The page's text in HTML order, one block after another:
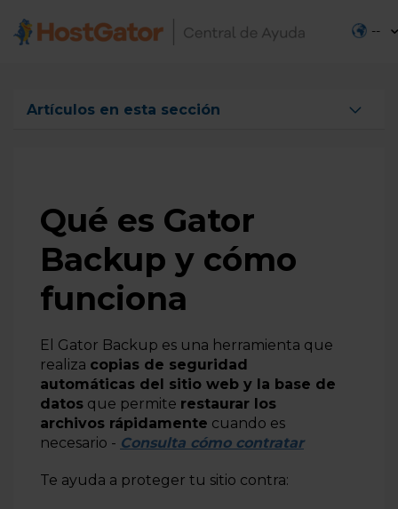
--
Artículos en esta sección
Cómo acceder a Gator Backup
Cómo administrar Gator Backup
Cómo configurar el sitio y la base de datos en Gator
Backup
Cómo agregar un nuevo dominio en Gator Backup
Cómo agregar las IPs de Gator Backup en el hosting
Cómo gestionar los backups automáticos en Gator
Backup
Cómo visualizar el historial de backups en Gator
Backup
Qué es Gator
Backup y cómo
funciona
El Gator Backup es una herramienta que
realiza copias de seguridad
automáticas del sitio web y la base de
datos que permite restaurar los
archivos rápidamente cuando es
necesario - Consulta cómo contratar
Te ayuda a proteger tu sitio contra: